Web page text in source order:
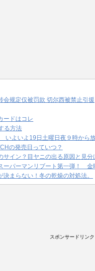
会规定仅被罚款 切尔西被禁止引援
ードはコレ
る方法
よいよ19日土曜日夜９時から放
の発売日っていつ？
サイン？目ヤニの出る原因と見分
パーマンリブート第一弾！ 金
まらない！冬の乾燥の対処法。
スポンサードリンク